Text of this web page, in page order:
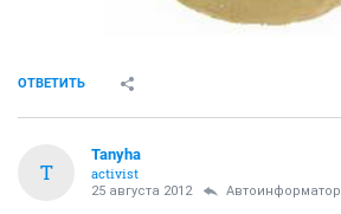
ОТВЕТИТЬ
T
Tanyha
activist
25 августа 2012 Автоинформатор